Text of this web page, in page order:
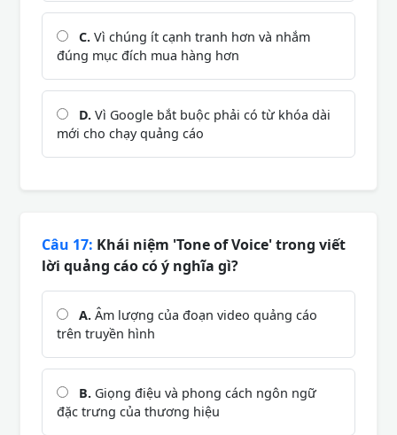
C. Vì chúng ít cạnh tranh hơn và nhắm
đúng mục đích mua hàng hơn
D. Vì Google bắt buộc phải có từ khóa dài
mới cho chạy quảng cáo
Câu 17: Khái niệm 'Tone of Voice' trong viết
lời quảng cáo có ý nghĩa gì?
A. Âm lượng của đoạn video quảng cáo
trên truyền hình
B. Giọng điệu và phong cách ngôn ngữ
đặc trưng của thương hiệu